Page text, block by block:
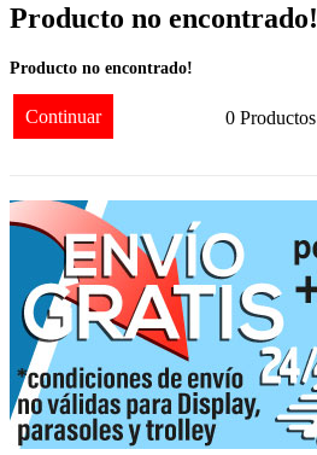
Producto no encontrado!
Producto no encontrado!
Continuar 0 Productos